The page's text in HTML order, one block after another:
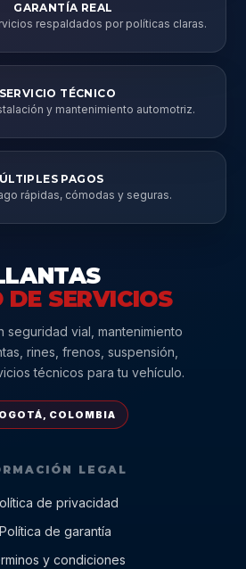
GARANTÍA REAL
respaldados por políticas claras.
SERVICIO TÉCNICO
y mantenimiento automotriz.
PAGOS
rápidas, cómodas y seguras.
DE SERVICIOS
seguridad vial, mantenimiento
rines, frenos, suspensión,
técnicos para tu vehículo.
COLOMBIA
LEGAL
de privacidad
Política de garantía
y condiciones